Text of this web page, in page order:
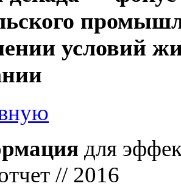
условий
для
// 2016